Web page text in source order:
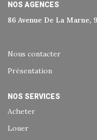
Extranet
NOS AGENCES
86 Avenue De La
Nous contacter
Présentation
NOS SERVICES
Acheter
Louer